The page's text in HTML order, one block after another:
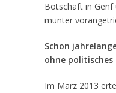
Botschaft in Genf
munter
Schon
ohne
Im März 2013